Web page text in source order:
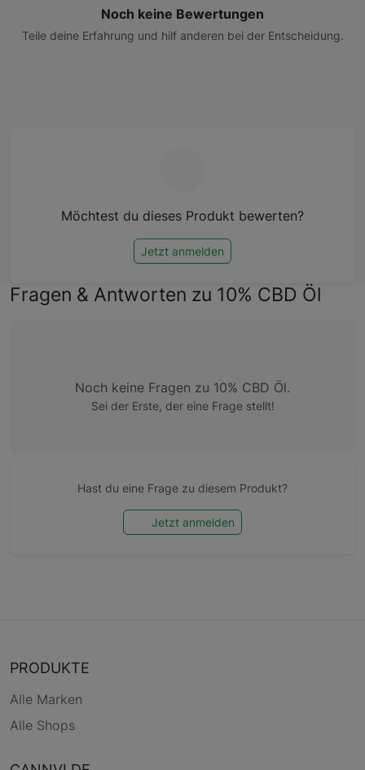
Noch keine Bewertungen
Teile deine Erfahrung und hilf anderen bei der Entscheidung.
Möchtest du dieses Produkt bewerten?
Jetzt anmelden
Fragen & Antworten zu 10% CBD Öl
Noch keine Fragen zu 10% CBD Öl.
Sei der Erste, der eine Frage stellt!
Hast du eine Frage zu diesem Produkt?
Jetzt anmelden
PRODUKTE
Alle Marken
Alle Shops